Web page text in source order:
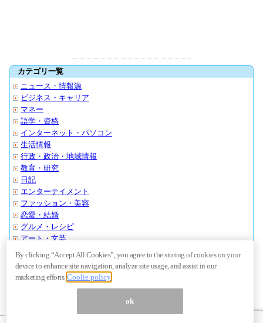
カテゴリ一覧
ニュース・情報源
ビジネス・キャリア
マネー
語学・資格
インターネット・パソコン
生活情報
行政・政治・地域情報
教育・研究
日記
エンターテイメント
ファッション・美容
恋愛・結婚
グルメ・レシピ
アート・文芸
スポーツ・アウトドア
クルマ・バイク
旅行・おでかけ
その他・ノンジャンル
By clicking “Accept All Cookies”, you agree to the storing of cookies on your
device to enhance site navigation, analyze site usage, and assist in our
marketing efforts.Coolie policy
ok